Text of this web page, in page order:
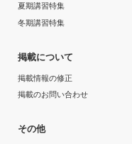
ョンを上げることが
※料金は口コミされた方が支払
---
夏期講習特集
冬期講習特集
掲載について
掲載情報の修正
掲載のお問い合わせ
その他